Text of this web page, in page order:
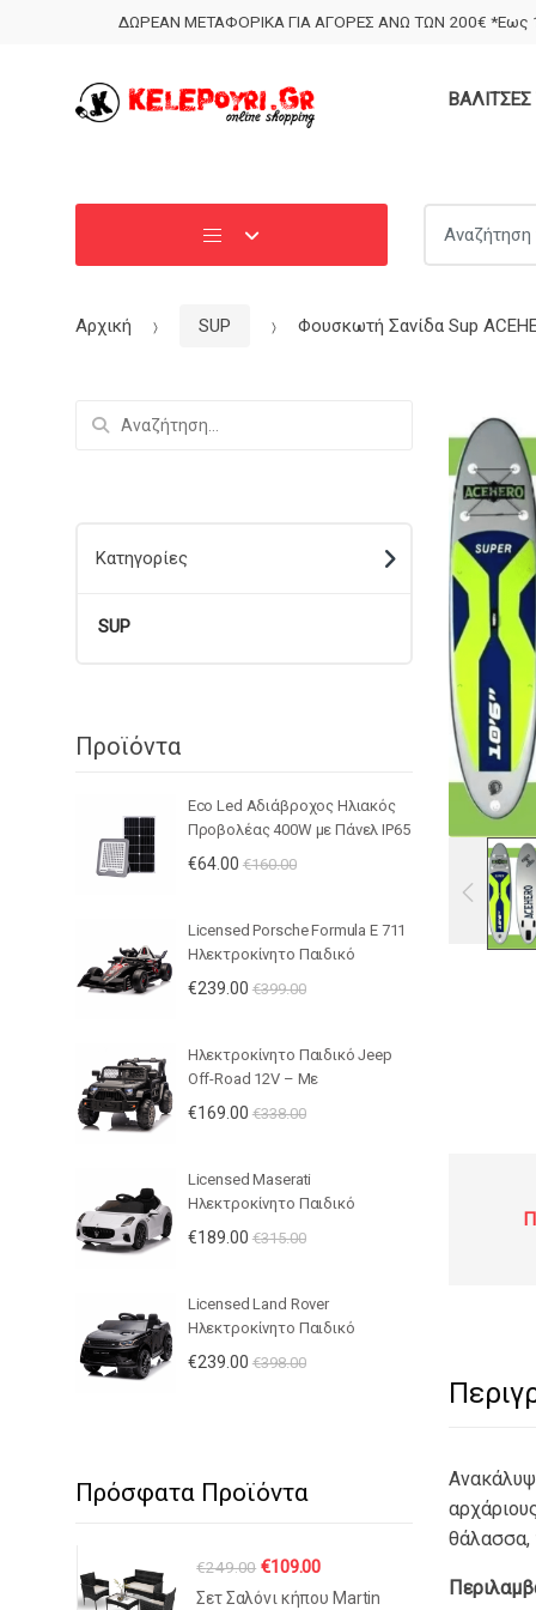
ΔΩΡΕΑΝ ΜΕΤΑΦΟΡΙΚΑ ΓΙΑ ΑΓΟΡΕΣ ΑΝΩ ΤΩΝ 200€ *Εως
ΒΑΛΙΤΣΕΣ
Αρχική SUP Φουσκωτή Σανίδα Sup
🔍
θάλασσα,
Κατηγορίες
SUP
Προϊόντα
Eco Led Αδιάβροχος Ηλιακός
Προβολέας 400W με Πάνελ IP65
– JHD-KFL-G
€64.00 €160.00
Licensed Porsche Formula E 711
Ηλεκτροκίνητο Παιδικό
Μονοθέσιο 12V – Με
€239.00 €399.00
Ηλεκτροκίνητο Παιδικό Jeep
Off-Road 12V – Με
Τηλεχειριστήριο, LED Φώτα,
€169.00 €338.00
Licensed Maserati
Ηλεκτροκίνητο Παιδικό
Αυτοκίνητο 12V – Με
ΛΕΥΚΟ
€189.00 €315.00
Licensed Land Rover
Ηλεκτροκίνητο Παιδικό
Αυτοκίνητο 12V – Με
€239.00 €398.00
Πρόσφατα Προϊόντα
€249.00 Original
price
€109.00Η
τρέχουσα
Σετ Σαλόνι κήπου Martin